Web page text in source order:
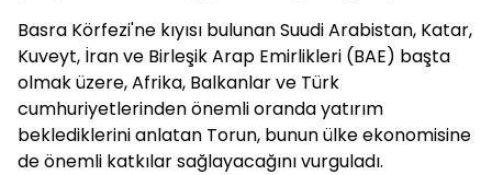
Basra Körfezi'ne kıyısı bulunan Suudi Arabistan, Katar,
Kuveyt, İran ve Birleşik Arap Emirlikleri (BAE) başta
olmak üzere, Afrika, Balkanlar ve Türk
cumhuriyetlerinden önemli oranda yatırım
beklediklerini anlatan Torun, bunun ülke ekonomisine
de önemli katkılar sağlayacağını vurguladı.